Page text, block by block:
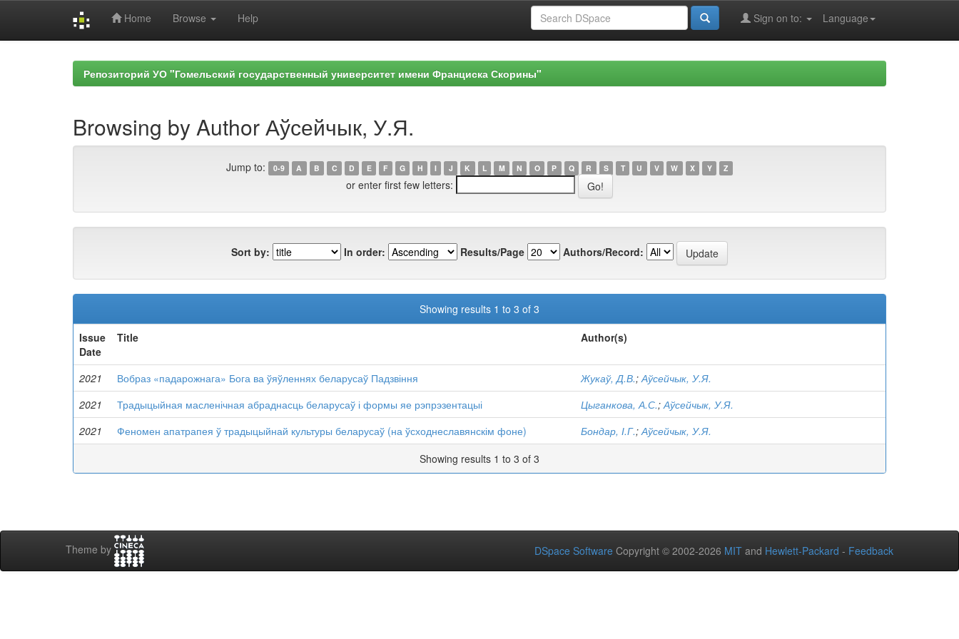
Home Browse Help Language
Sign on to:
Репозиторий УО "Гомельский государственный университет имени Франциска Скорины"
Browsing by Author Аўсейчык, У.Я.
Jump to: 0-9 A B C D E F G H I J K L M N O P Q R S T U V W X Y Z
or enter first few letters:
Sort by: In order: Results/Page Authors/Record:
Showing results 1 to 3 of 3
Issue
Date
Title Author(s)
2021 Вобраз «падарожнага» Бога ва ўяўленнях беларусаў Падзвіння Жукаў, Д.В.;Аўсейчык, У.Я.
2021
Традыцыйная масленічная абраднасць беларусаў і формы яе рэпрэзентацыі Цыганкова, А.С.;Аўсейчык, У.Я.
2021
Феномен апатрапея ў традыцыйнай культуры беларусаў (на ўсходнеславянскім фоне) Бондар, І.Г.;Аўсейчык, У.Я.
Showing results 1 to 3 of 3
Theme by DSpace Software Copyright © 2002-2026 MIT and Hewlett-Packard - Feedback